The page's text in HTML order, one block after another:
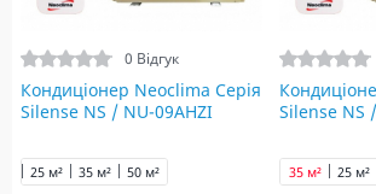
0 Відгук
Кондиціонер Neoclima Серія
Silense NS / NU-09AHZI
25 м² 35 м² 50 м²
Silense NS
25 м²
35 м²